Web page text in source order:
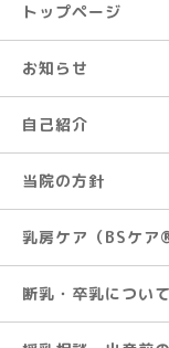
トップページ
お知らせ
自己紹介
当院の方針
乳房ケア（BSケア
断乳・卒乳について